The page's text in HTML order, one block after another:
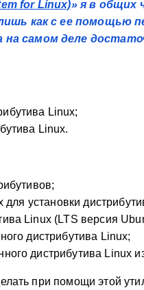
for Linux)» я в общих
как с ее помощью
самом деле
Linux;
Linux.
установки
Linux (LTS версия
дистрибутива Linux;
дистрибутива Linux
при помощи этой